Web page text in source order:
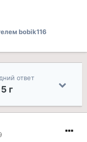
bobik116
ответ
5 г